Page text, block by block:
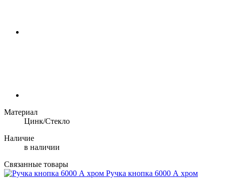
Материал
Цинк/Стекло
Наличие
в наличии
Связанные товары
Ручка кнопка 6000 А хром